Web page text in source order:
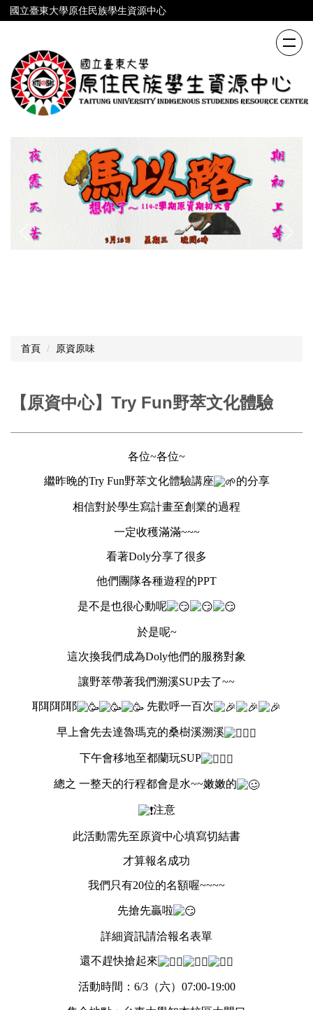
跳
到
內
容
區
國立臺東大學原住民族學生資源中心
首頁 原資原味
【原資中心】Try Fun野萃文化體驗
各位~各位~
繼昨晚的Try Fun野萃文化體驗講座
的分享
相信對於學生寫計畫至創業的過程
一定收穫滿滿~~~
看著Doly分享了很多
他們團隊各種遊程的PPT
是不是也很心動呢
於是呢~
這次換我們成為Doly他們的服務對象
讓野萃帶著我們溯溪SUP去了~~
耶耶耶耶
先歡呼一百次
早上會先去達魯瑪克的桑樹溪溯溪
下午會移地至都蘭玩SUP
總之 一整天的行程都會是水~~嫩嫩的
注意
此活動需先至原資中心填寫切結書
才算報名成功
我們只有20位的名額喔~~~~
先搶先贏啦
詳細資訊請洽報名表單
還不趕快搶起來
活動時間：6/3（六）07:00-19:00